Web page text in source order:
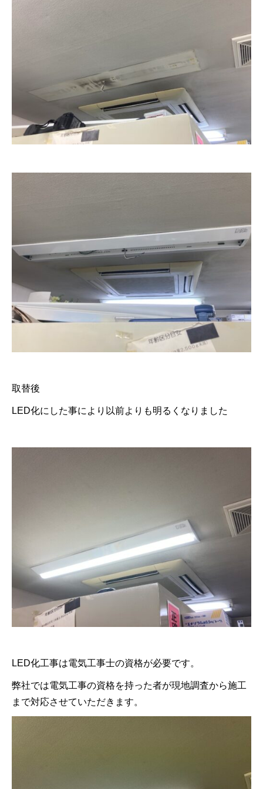
取替後
LED化にした事により以前よりも明るくなりました
LED化工事は電気工事士の資格が必要です。
弊社では電気工事の資格を持った者が現地調査から施工
まで対応させていただきます。